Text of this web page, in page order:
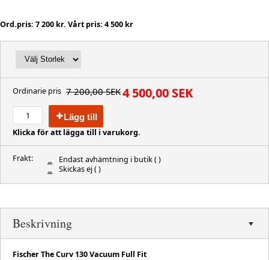
Ord.pris: 7 200 kr. Vårt pris: 4 500 kr
Ordinarie pris 7 200,00 SEK4 500,00 SEK
Lägg till
Klicka för att lägga till i varukorg.
Frakt: Endast avhämtning i butik( )
Skickas ej( )
Beskrivning
Fischer The Curv 130 Vacuum Full Fit